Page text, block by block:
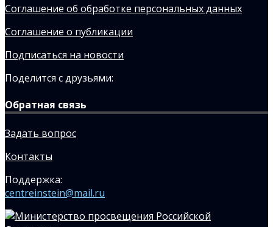
Соглашение об обработке персональных данных
Соглашение о публикации
Подписаться на новости
Поделится с друзьями:
Обратная связь
Задать вопрос
Контакты
Поддержка:
centreinstein@mail.ru